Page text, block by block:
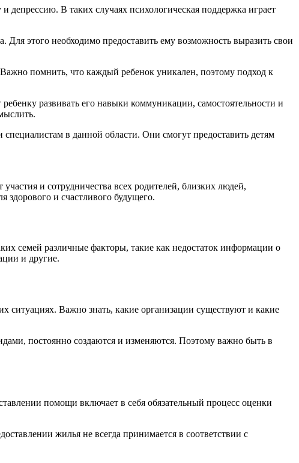
депрессию. В таких случаях психологическая поддержка играет
этого необходимо предоставить ему возможность выразить свои
помнить, что каждый ребенок уникален, поэтому подход к
развивать его навыки коммуникации, самостоятельности и
в данной области. Они смогут предоставить детям
и сотрудничества всех родителей, близких людей,
здорового и счастливого будущего.
семей различные факторы, такие как недостаток информации о
и другие.
ситуациях. Важно знать, какие организации существуют и какие
постоянно создаются и изменяются. Поэтому важно быть в
помощи включает в себя обязательный процесс оценки
жилья не всегда принимается в соответствии с